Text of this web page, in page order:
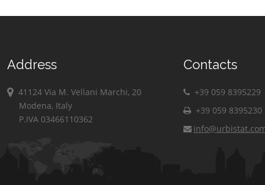
Address
41124 Via M. Vellani Marchi, 20
Modena, Italy
P.IVA 03466110362
Contacts
+39 059 8395229
+39 059 8395230